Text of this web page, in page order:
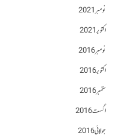
نومبر 2021
اکتوبر 2021
نومبر 2016
اکتوبر 2016
ستمبر 2016
اگست 2016
جولائی 2016